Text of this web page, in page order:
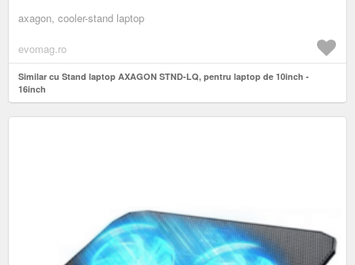
axagon, cooler-stand laptop
evomag.ro
Similar cu Stand laptop AXAGON STND-LQ, pentru laptop de 10inch -
16inch